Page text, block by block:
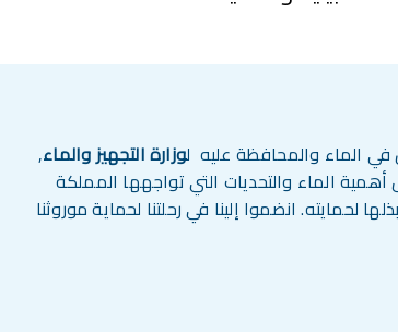
الماء والمحافظة عليه لوزارة التجهيز والماء,
الماء والتحديات التي تواجهها المملكة
لحمايته. انضموا إلينا في رحلتنا لحماية موروثنا